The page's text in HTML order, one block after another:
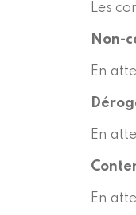
Les
Non-
En
En
En